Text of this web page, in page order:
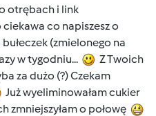
otrębach i link
co napiszesz o
(zmielonego na
w tygodniu...
Z Twoich
za dużo (?) Czekam
Już wyeliminowałam cukier
zmniejszyłam o połowę